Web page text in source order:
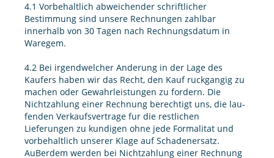
4.1 Vorbehaltlich abweichender schriftlicher
Bestimmung sind unsere Rechnungen zahlbar
innerhalb von 30 Tagen nach Rechnungsdatum in
Waregem.
4.2 Bei irgendwelcher Anderung in der Lage des
Kaufers haben wir das Recht, den Kauf ruckgangig zu
machen oder Gewahrleistungen zu fordern. Die
Nichtzahlung einer Rechnung berechtigt uns, die lau-
fenden Verkaufsvertrage fur die restlichen
Lieferungen zu kundigen ohne jede Formalitat und
vorbehaltlich unserer Klage auf Schadenersatz.
AuBerdem werden bei Nichtzahlung einer Rechnung